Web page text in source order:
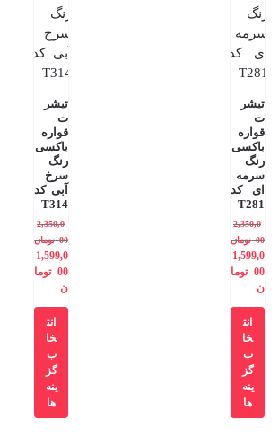
تیشر
ت
قواره
باکسی
رنگ
سرمه
ای کد
T281
2,350,0
00 تومان
1,599,0
00 توما
ن
انت
خا
ب
گز
ینه
ها
تیشر
ت
قواره
باکسی
رنگ
سرخ
آبی کد
T314
2,350,0
00 تومان
1,599,0
00 توما
ن
انت
خا
ب
گز
ینه
ها